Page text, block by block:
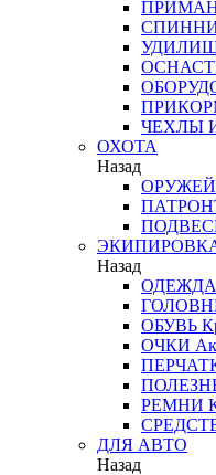
ЧЕХЛЫ
ОХОТА
Назад
Назад
ОДЕЖДА
ОБУВЬ
ОЧКИ
РЕМНИ
ДЛЯ АВТО
Назад